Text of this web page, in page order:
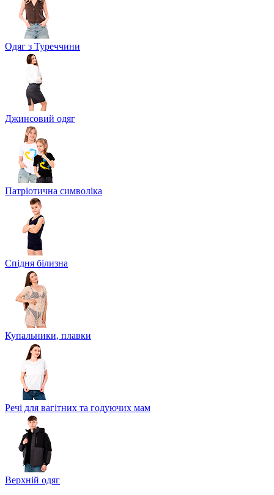
Одяг з Туреччини
Джинсовий одяг
Патріотична символіка
Спідня білизна
Купальники, плавки
Речі для вагітних та годуючих мам
Верхній одяг